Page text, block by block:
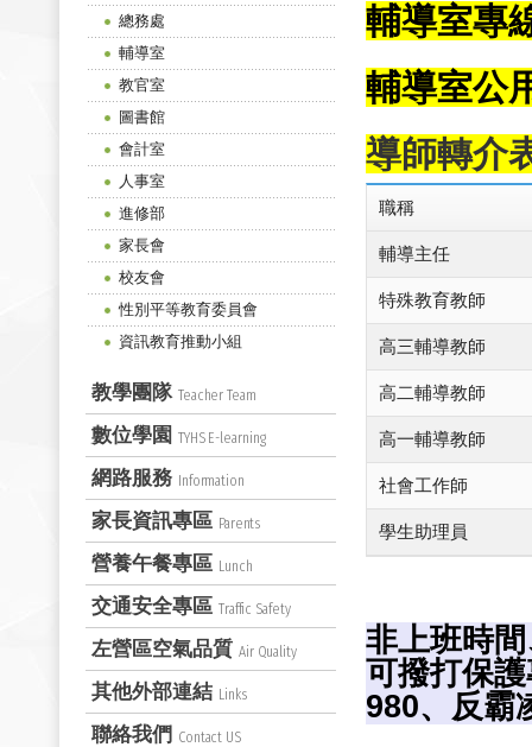
輔導室專
輔導室公
導師轉介
職稱
輔導主任
特殊教育教師
高三輔導教師
高二輔導教師
高一輔導教師
社會工作師
學生助理員
非上班時
可撥打保
980、反霸
總務處
輔導室
教官室
圖書館
會計室
人事室
進修部
家長會
校友會
性別平等教育委員會
資訊教育推動小組
教學團隊 Teacher Team
數位學園 TYHS E-learning
網路服務 Information
家長資訊專區 Parents
營養午餐專區 Lunch
交通安全專區 Traffic Safety
左營區空氣品質 Air Quality
其他外部連結 Links
聯絡我們 Contact US